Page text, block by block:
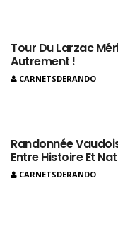
Tour Du Larzac
Autrement !
CARNETSDERANDO
Randonnée
Entre Histoire Et
CARNETSDERANDO